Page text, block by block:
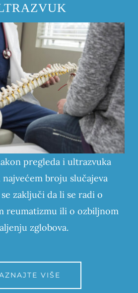
pregleda i ultrazvuka
najvećem broju slučajeva
zaključi da li se radi o
reumatizmu ili o ozbiljnom
zglobova.
VIŠE